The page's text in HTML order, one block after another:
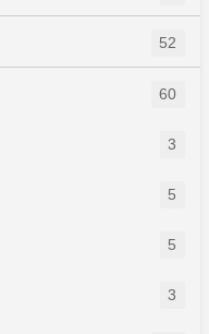
52
60
3
5
5
3